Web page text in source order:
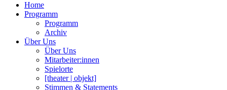
Home
Programm
Programm
Archiv
Über Uns
Über Uns
Mitarbeiter:innen
Spielorte
[theater | objekt]
Stimmen & Statements